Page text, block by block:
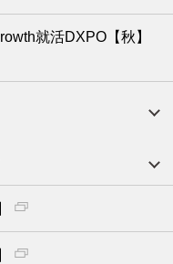
就活DXPO【秋】